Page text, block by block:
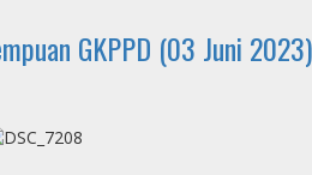
GKPPD (03 Juni 2023)